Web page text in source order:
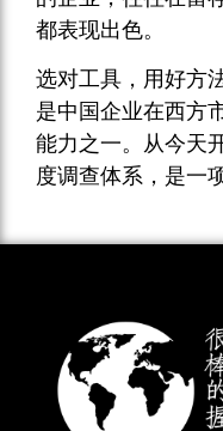
都表现出色。
选对工具，用好方
是中国企业在西方
能力之一。从今天
度调查体系，是一